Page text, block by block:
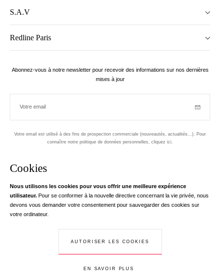
Cookies
Nous utilisons les cookies pour vous offrir une meilleure expérience
utilisateur. Pour se conformer à la nouvelle directive concernant la vie privée, nous
devons vous demander votre consentement pour sauvegarder des cookies sur
votre ordinateur.
AUTORISER LES COOKIES
EN SAVOIR PLUS
AJOUTER AU PANIER
S.A.V
Redline Paris
Abonnez-vous à notre newsletter pour recevoir des informations sur nos dernières
mises à jour
Votre email
Votre email est utilisé à des fins de prospection commerciale (nouveautés, actualités...). Pour
connaître notre politique de données personnelles, cliquez ici.
© Creaddict - Tous droits réservés
Instagram
Votre adresse email
RedLine. Conformément à la loi, vous disposez d'un droit d'accès, de
rectifications et d'opposition à vos données personnelles. Conformément à la
données personnelles.